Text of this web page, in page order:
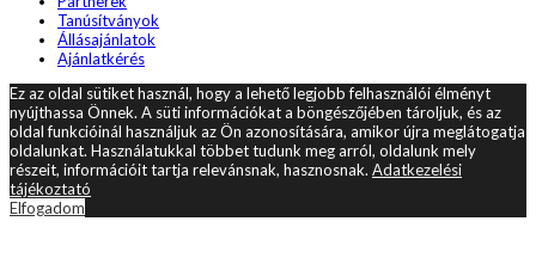
Tanúsítványok
Állásajánlatok
Ajánlatkérés
Ez az oldal sütiket használ, hogy a lehető legjobb felhasználói élményt
nyújthassa Önnek. A süti információkat a böngészőjében tároljuk, és az
oldal funkcióinál használjuk az Ön azonosítására, amikor újra meglátogatja
oldalunkat. Használatukkal többet tudunk meg arról, oldalunk mely
részeit, információit tartja relevánsnak, hasznosnak. Adatkezelési
tájékoztató
Elfogadom